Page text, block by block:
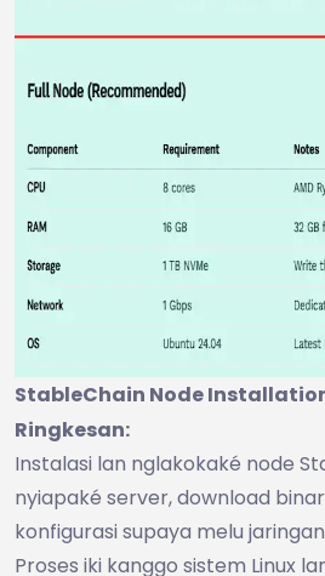
StableChain Node
Ringkesan:
Instalasi lan nglakokaké node
nyiapaké server, download
konfigurasi supaya melu
Proses iki kanggo sistem Linux